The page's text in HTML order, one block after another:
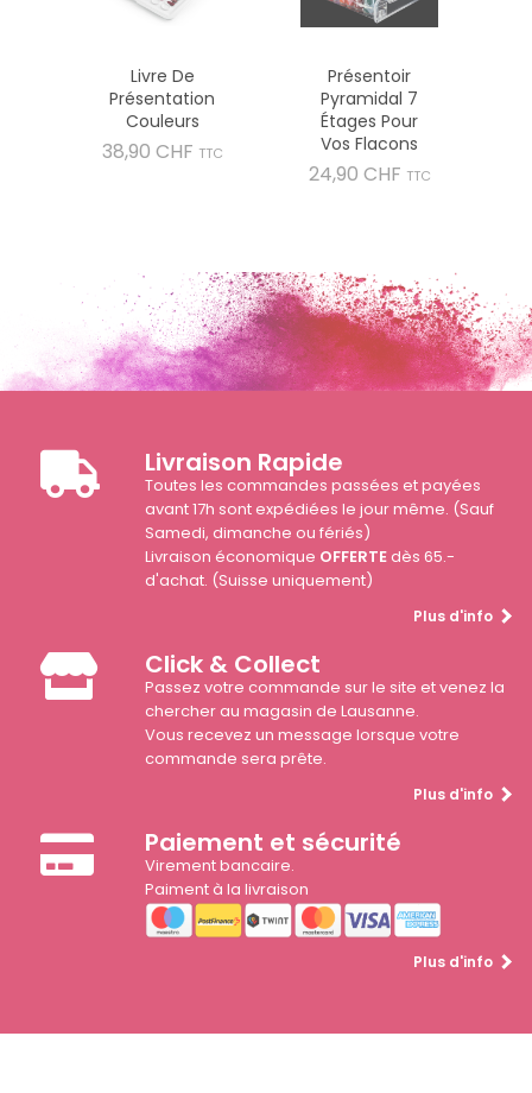
Livre De
Présentation
Couleurs
38,90 CHF Prix
TTC
Présentoir
Pyramidal 7
Étages Pour
Vos Flacons
24,90 CHF Prix
TTC
Livraison Rapide
Toutes les commandes passées et payées
avant 17h sont expédiées le jour même. (Sauf
Samedi, dimanche ou fériés)
Livraison économique OFFERTEdès 65.-
d'achat. (Suisse uniquement)
Plus d'info
Click & Collect
Passez votre commande sur le site et venez la
chercher au magasin de Lausanne.
Vous recevez un message lorsque votre
commande sera prête.
Plus d'info
Paiement et sécurité
Virement bancaire.
Paiment à la livraison
Plus d'info